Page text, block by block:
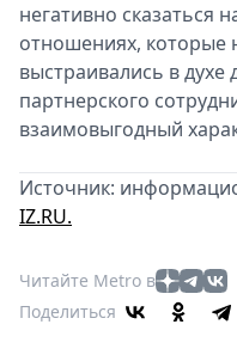
негативно сказаться
отношениях, которые
выстраивались в духе
партнерского
взаимовыгодный
Источник:
IZ.RU.
Читайте Metro в
Поделиться